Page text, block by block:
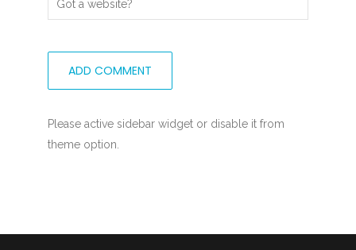
Please active sidebar widget or disable it from
theme option.